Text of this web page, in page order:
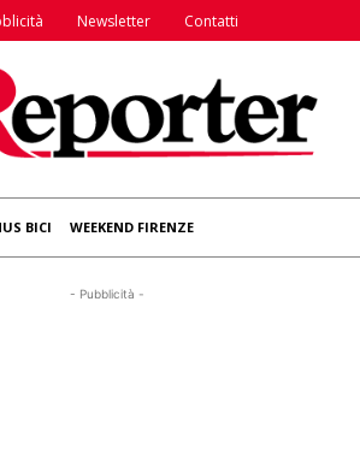
Newsletter Contatti
BICI WEEKEND FIRENZE
- Pubblicità -